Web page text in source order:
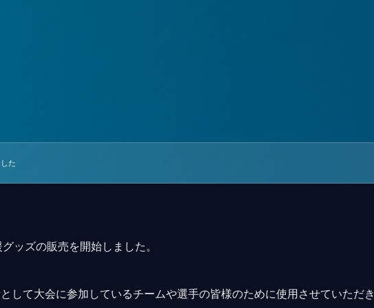
た
グッズの販売を開始しました。
して大会に参加しているチームや選手の皆様のために使用させていただ